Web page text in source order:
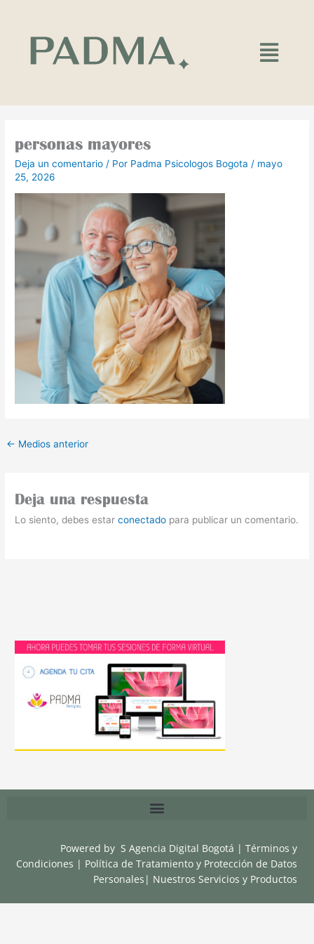
contenido
Main
Menu
personas mayores
Deja un comentario / Por Padma Psicologos Bogota / mayo
25, 2026
← Medios anterior
Deja una respuesta
Lo siento, debes estarconectado para publicar un comentario.
Powered by S Agencia Digital Bogotá |Términos y
Condiciones | Política de Tratamiento y Protección de Datos
Personales | Nuestros Servicios y Productos